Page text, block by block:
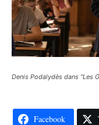
Denis Podalydès dans "Les
Facebook